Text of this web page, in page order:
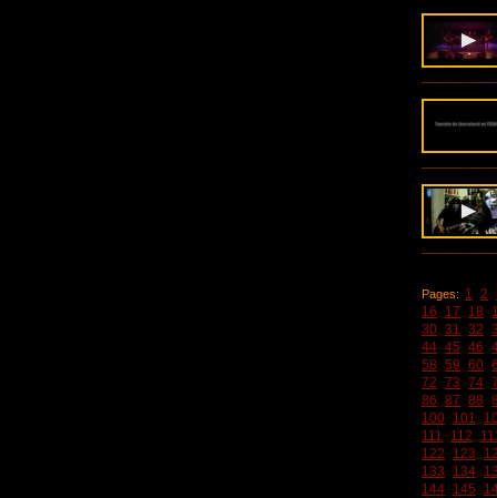
Pages: 1 2
16
17 18
30 31 32
44 45 46
58 59 60
72 73 74
86 87 88
100 101
111
112
122
123
133
134
144 145